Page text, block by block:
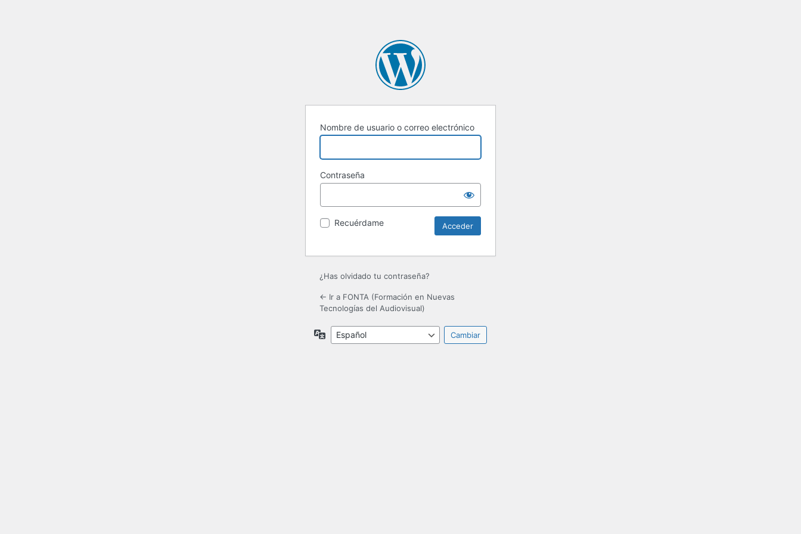
Nombre de usuario o correo electrónico
Contraseña
Recuérdame
¿Has olvidado tu contraseña?
← Ir a FONTA (Formación en Nuevas
Tecnologías del Audiovisual)
Idioma